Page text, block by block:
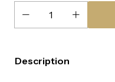
Description